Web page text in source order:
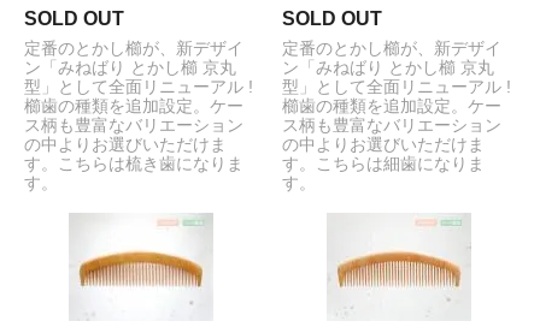
SOLD OUT
定番のとかし櫛が、新デザイ
ン「みねばり とかし櫛 京丸
型」として全面リニューアル !
櫛歯の種類を追加設定。ケー
ス柄も豊富なバリエーション
の中よりお選びいただけま
す。こちらは梳き歯になりま
す。
SOLD OUT
定番のとかし櫛が、新デザイ
ン「みねばり とかし櫛 京丸
型」として全面リニューアル !
櫛歯の種類を追加設定。ケー
ス柄も豊富なバリエーション
の中よりお選びいただけま
す。こちらは細歯になりま
す。